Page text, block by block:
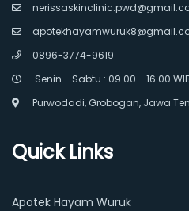
0896-3774-9619
Senin - Sabtu : 09.00 - 16.00
Purwodadi, Grobogan, Jawa
Quick Links
Apotek Hayam Wuruk